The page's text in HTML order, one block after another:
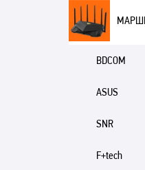
BDCOM
ASUS
SNR
F+tech